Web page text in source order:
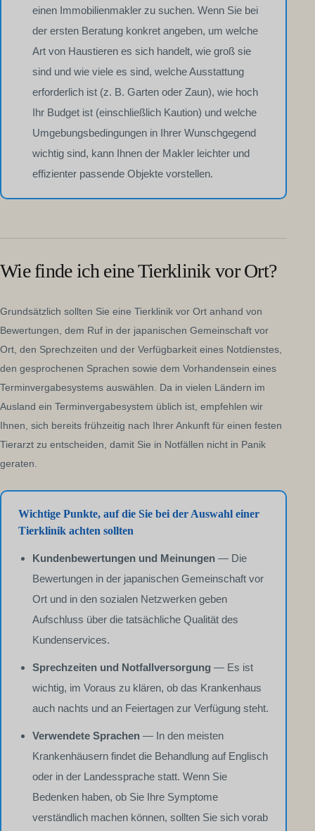
einen Immobilienmakler zu suchen. Wenn Sie bei
der ersten Beratung konkret angeben, um welche
Art von Haustieren es sich handelt, wie groß sie
sind und wie viele es sind, welche Ausstattung
erforderlich ist (z. B. Garten oder Zaun), wie hoch
Ihr Budget ist (einschließlich Kaution) und welche
Umgebungsbedingungen in Ihrer Wunschgegend
wichtig sind, kann Ihnen der Makler leichter und
effizienter passende Objekte vorstellen.
Wie finde ich eine Tierklinik vor Ort?
Grundsätzlich sollten Sie eine Tierklinik vor Ort anhand von
Bewertungen, dem Ruf in der japanischen Gemeinschaft vor
Ort, den Sprechzeiten und der Verfügbarkeit eines Notdienstes,
den gesprochenen Sprachen sowie dem Vorhandensein eines
Terminvergabesystems auswählen. Da in vielen Ländern im
Ausland ein Terminvergabesystem üblich ist, empfehlen wir
Ihnen, sich bereits frühzeitig nach Ihrer Ankunft für einen festen
Tierarzt zu entscheiden, damit Sie in Notfällen nicht in Panik
geraten.
Wichtige Punkte, auf die Sie bei der Auswahl einer
Tierklinik achten sollten
Kundenbewertungen und Meinungen — Die
Bewertungen in der japanischen Gemeinschaft vor
Ort und in den sozialen Netzwerken geben
Aufschluss über die tatsächliche Qualität des
Kundenservices.
Sprechzeiten und Notfallversorgung — Es ist
wichtig, im Voraus zu klären, ob das Krankenhaus
auch nachts und an Feiertagen zur Verfügung steht.
Verwendete Sprachen — In den meisten
Krankenhäusern findet die Behandlung auf Englisch
oder in der Landessprache statt. Wenn Sie
Bedenken haben, ob Sie Ihre Symptome
verständlich machen können, sollten Sie sich vorab